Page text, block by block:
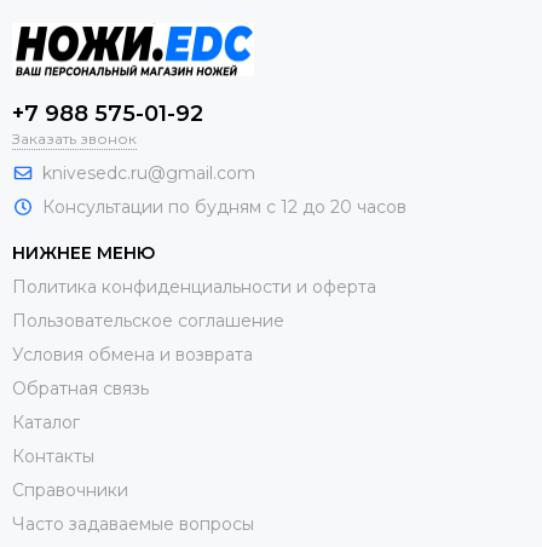
+7 988 575-01-92
Заказать звонок
knivesedc.ru@gmail.com
Консультации по будням с 12 до 20 часов
НИЖНЕЕ МЕНЮ
Политика конфиденциальности и оферта
Пользовательское соглашение
Условия обмена и возврата
Обратная связь
Каталог
Контакты
Справочники
Часто задаваемые вопросы